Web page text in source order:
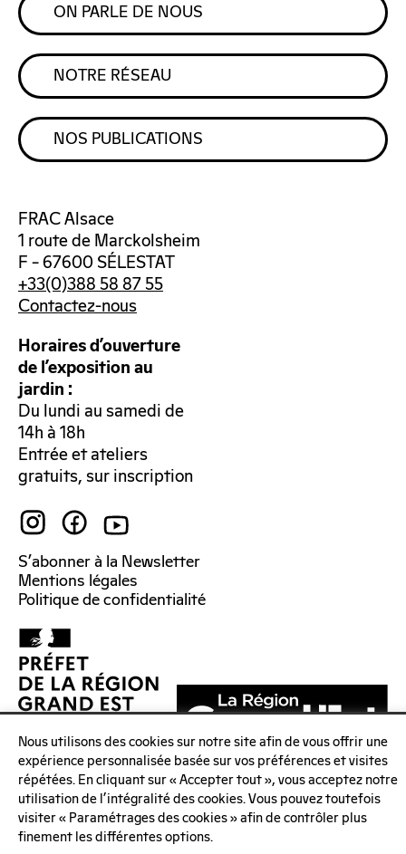
ON PARLE DE NOUS
NOTRE RÉSEAU
NOS PUBLICATIONS
FRAC Alsace
1 route de Marckolsheim
F – 67600 SÉLESTAT
+33(0)388 58 87 55
Contactez-nous
Horaires d’ouverture
de l’exposition au
jardin :
Du lundi au samedi de
14h à 18h
Entrée et ateliers
gratuits, sur inscription
S’abonner à la Newsletter
Mentions légales
Politique de confidentialité
Nous utilisons des cookies sur notre site afin de vous offrir une
expérience personnalisée basée sur vos préférences et visites
répétées. En cliquant sur « Accepter tout », vous acceptez notre
utilisation de l'intégralité des cookies. Vous pouvez toutefois
visiter « Paramétrages des cookies » afin de contrôler plus
finement les différentes options.